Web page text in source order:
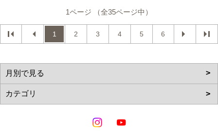
1ページ （全35ページ中）
1 2 3 4 5 6